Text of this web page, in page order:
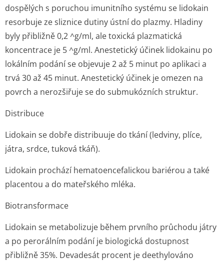
dospělých s poruchou imunitního systému se lidokain
resorbuje ze sliznice dutiny ústní do plazmy. Hladiny
byly přibližně 0,2 ^g/ml, ale toxická plazmatická
koncentrace je 5 ^g/ml. Anestetický účinek lidokainu po
lokálním podání se objevuje 2 až 5 minut po aplikaci a
trvá 30 až 45 minut. Anestetický účinek je omezen na
povrch a nerozšiřuje se do submukózních struktur.
Distribuce
Lidokain se dobře distribuuje do tkání (ledviny, plíce,
játra, srdce, tuková tkáň).
Lidokain prochází hematoencefalickou bariérou a také
placentou a do mateřského mléka.
Biotransformace
Lidokain se metabolizuje během prvního průchodu játry
a po perorálním podání je biologická dostupnost
přibližně 35%. Devadesát procent je deethylováno